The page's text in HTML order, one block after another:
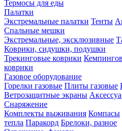
Термосы для еды
Палатки
Экстремальные палатки Тенты
Спальные мешки
Экстремальные, эксклюзивные
Коврики, сидушки, подушки
Трекинговые коврики
коврики
Газовое оборудование
Горелки газовые Плиты газовые
Ветрозащитные экраны
Снаряжение
Комплекты выживания Компасы
тепла Паракорд Брелоки, разное